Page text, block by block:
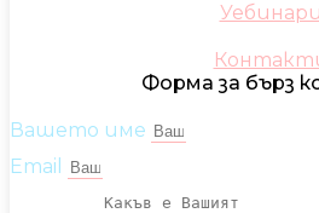
Уебинари
Форма за бърз
Вашето име
Email